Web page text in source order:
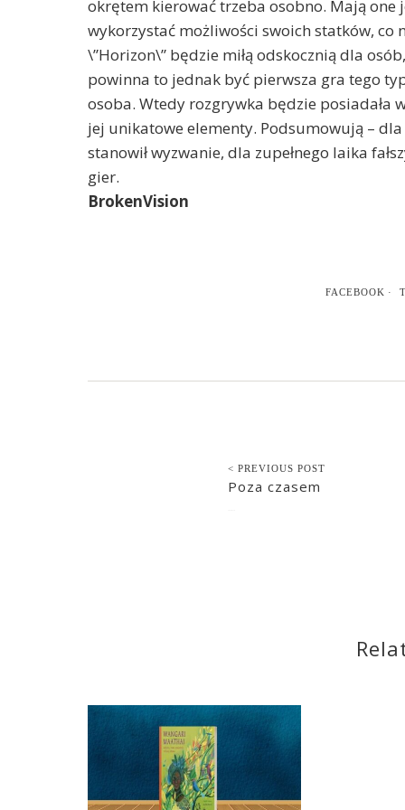
okrętem kierować trzeba osobno. Mają
wykorzystać możliwości swoich statków, co
\”Horizon\” będzie miłą odskocznią dla
powinna to jednak być pierwsza gra tego
osoba. Wtedy rozgrywka będzie posiadała
jej unikatowe elementy. Podsumowują –
stanowił wyzwanie, dla zupełnego laika
gier.
BrokenVision
FACEBOOK
< PREVIOUS POST
Poza czasem